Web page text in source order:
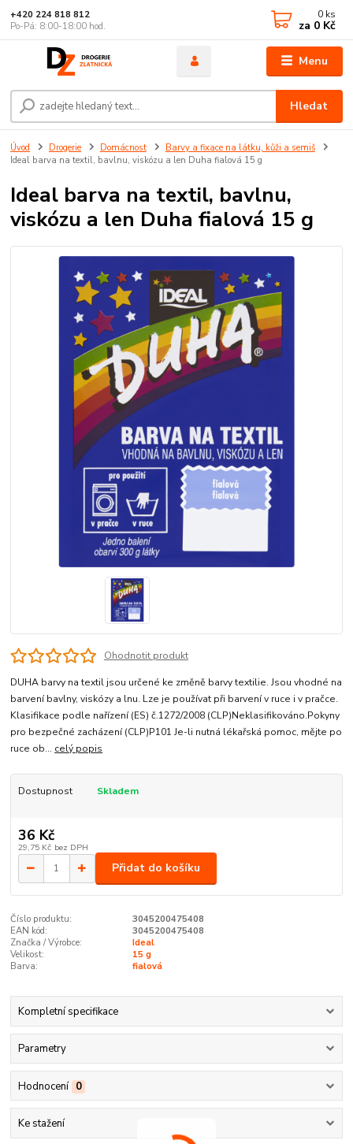
Menu
Hledat
+420 224 818 812
Po-Pá: 8:00-18:00 hod.
0 ks
za 0 Kč
Úvod Drogerie Domácnost
Barvy a fixace na látku, kůži a semiš
Ideal barva na textil, bavlnu, viskózu a len Duha fialová 15 g
Ideal barva na textil, bavlnu,
viskózu a len Duha fialová 15 g
Ohodnotit produkt
DUHA barvy na textil jsou určené ke změně barvy textilie. Jsou vhodné na
barvení bavlny, viskózy a lnu. Lze je používat při barvení v ruce i v pračce.
Klasifikace podle nařízení (ES) č.1272/2008 (CLP)Neklasifikováno.Pokyny
pro bezpečné zacházení (CLP)P101 Je-li nutná lékařská pomoc, mějte po
ruce ob... celý popis
Dostupnost Skladem
36 Kč
29,75 Kč bez DPH
Přidat do košíku
Číslo produktu:
3045200475408
EAN kód:
3045200475408
Značka / Výrobce:
Ideal
Velikost:
15 g
Barva:
fialová
Kompletní specifikace
Parametry
Hodnocení 0
Ke stažení